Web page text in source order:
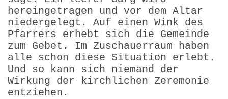
hereingetragen und vor dem Altar
niedergelegt. Auf einen Wink des
Pfarrers erhebt sich die Gemeinde
zum Gebet. Im Zuschauerraum haben
alle schon diese Situation erlebt.
Und so kann sich niemand der
Wirkung der kirchlichen Zeremonie
entziehen.